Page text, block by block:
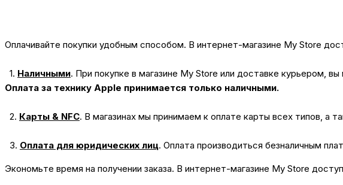
Оплачивайте покупки удобным способом. В интернет-магазине My Store
1. Наличными. При покупке в магазине My Store или доставке курьером,
Оплата за технику Apple принимается только наличными.
2. Карты & NFC. В магазинах мы принимаем к оплате карты всех типов, а
3. Оплата для юридических лиц. Оплата производиться безналичным
Экономьте время на получении заказа. В интернет-магазине My Store